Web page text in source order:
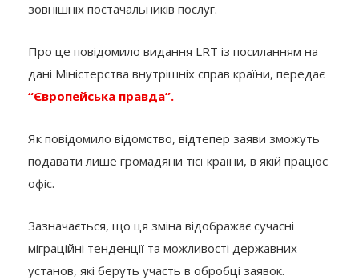
зовнішніх постачальників послуг.
Про це повідомило видання LRT із посиланням на
дані Міністерства внутрішніх справ країни, передає
“Європейська правда”.
Як повідомило відомство, відтепер заяви зможуть
подавати лише громадяни тієї країни, в якій працює
офіс.
Зазначається, що ця зміна відображає сучасні
міграційні тенденції та можливості державних
установ, які беруть участь в обробці заявок.